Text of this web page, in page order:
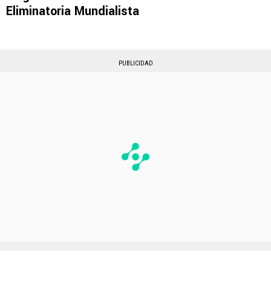
Eliminatoria Mundialista
PUBLICIDAD